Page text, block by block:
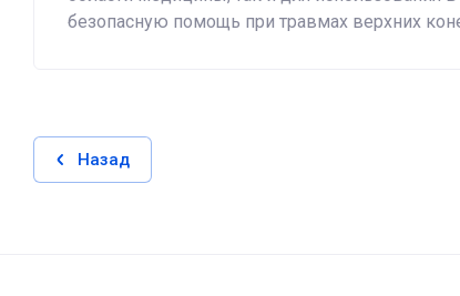
безопасную помощь при травмах верхних
Назад